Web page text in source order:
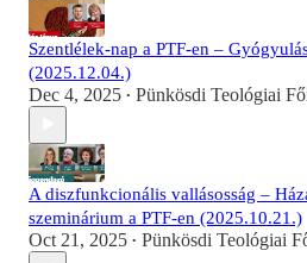
Szentlélek-nap a PTF-en –
(2025.12.04.)
Dec 4, 2025 • Pünkösdi Teológiai
A diszfunkcionális vallásosság –
szeminárium a PTF-en (2025.10.21.)
Oct 21, 2025 • Pünkösdi Teológiai